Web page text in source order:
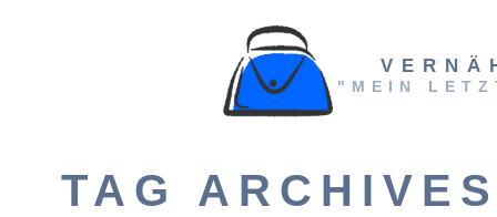
"MEIN
TAG